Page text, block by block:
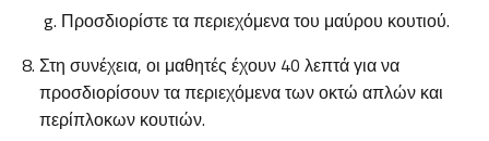
Προσδιορίστε τα περιεχόμενα του μαύρου κουτιού.
Στη συνέχεια, οι μαθητές έχουν 40 λεπτά για να
προσδιορίσουν τα περιεχόμενα των οκτώ απλών και
περίπλοκων κουτιών.